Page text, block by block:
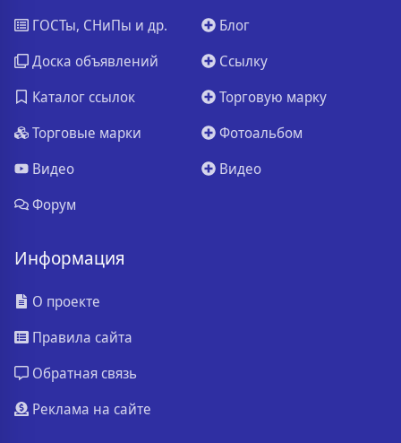
ГОСТы, СНиПы и др.
Доска объявлений
Каталог ссылок
Торговые марки
Видео
Форум
Блог
Ссылку
Торговую марку
Фотоальбом
Видео
Информация
О проекте
Правила сайта
Обратная связь
Реклама на сайте